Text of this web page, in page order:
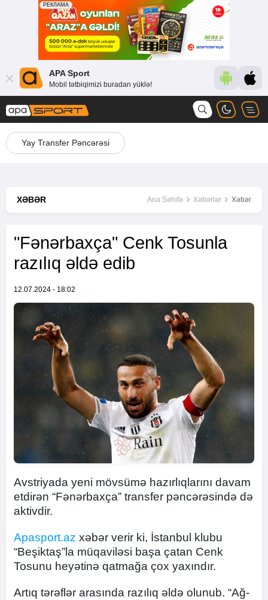
APA Sport
Mobil tətbiqimizi buradan yüklə!
Yay Transfer Pəncərəsi
XƏBƏR Ana Səhifə Xəbərlər Xəbər
"Fənərbaxça" Cenk Tosunla
razılıq əldə edib
12.07.2024 - 18:02
Avstriyada yeni mövsümə hazırlıqlarını davam
etdirən “Fənərbaxça” transfer pəncərəsində də
aktivdir.
Apasport.az xəbər verir ki, İstanbul klubu
“Beşiktaş”la müqaviləsi başa çatan Cenk
Tosunu heyətinə qatmağa çox yaxındır.
Artıq tərəflər arasında razılıq əldə olunub. “Ağ-